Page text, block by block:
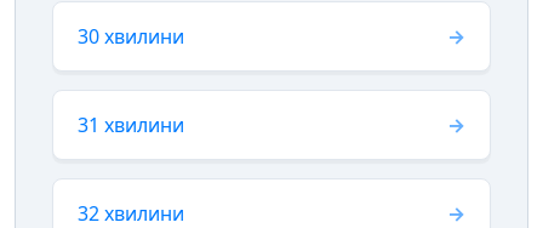
30 хвилини
31 хвилини
32 хвилини